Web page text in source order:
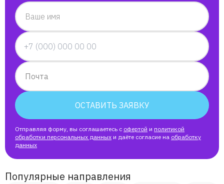
Ваше имя
Почта
ОСТАВИТЬ ЗАЯВКУ
Отправляя форму, вы соглашаетесь с офертой и политикой
обработки персональных данных и даёте согласие на обработку
данных
Популярные направления